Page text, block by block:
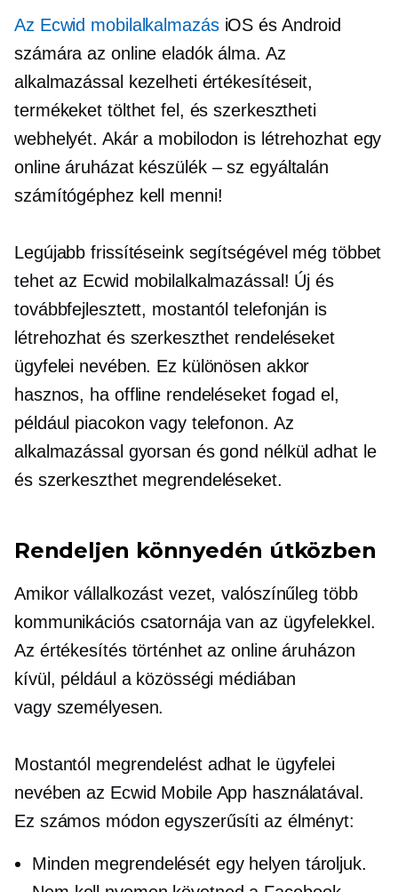
Az Ecwid mobilalkalmazásiOS és Android
számára az online eladók álma. Az
alkalmazással kezelheti értékesítéseit,
termékeket tölthet fel, és szerkesztheti
webhelyét. Akár a mobilodon is létrehozhat egy
online áruházat készülék – sz egyáltalán
számítógéphez kell menni!
Legújabb frissítéseink segítségével még többet
tehet az Ecwid mobilalkalmazással! Új és
továbbfejlesztett, mostantól telefonján is
létrehozhat és szerkeszthet rendeléseket
ügyfelei nevében. Ez különösen akkor
hasznos, ha offline rendeléseket fogad el,
például piacokon vagy telefonon. Az
alkalmazással gyorsan és gond nélkül adhat le
és szerkeszthet megrendeléseket.
Rendeljen könnyedén útközben
Amikor vállalkozást vezet, valószínűleg több
kommunikációs csatornája van az ügyfelekkel.
Az értékesítés történhet az online áruházon
kívül, például a közösségi médiában
vagy személyesen.
Mostantól megrendelést adhat le ügyfelei
nevében az Ecwid Mobile App használatával.
Ez számos módon egyszerűsíti az élményt:
Minden megrendelését egy helyen tároljuk.